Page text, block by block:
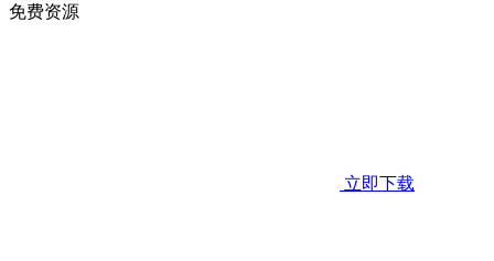
免费资源
立即下载